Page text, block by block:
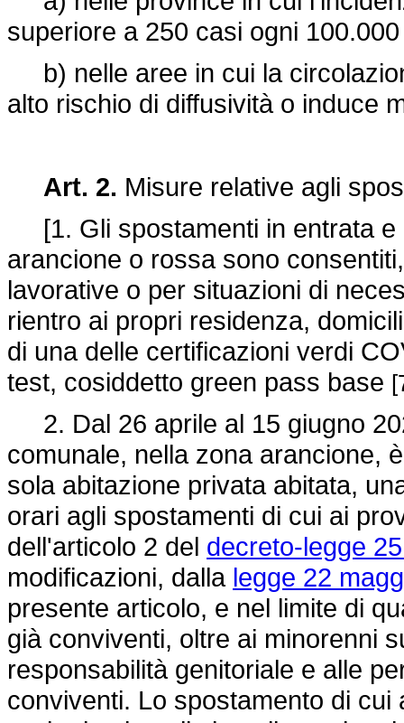
superiore a 250 casi ogni
b) nelle aree in cui la
alto rischio di diffusività o induce
Art. 2. Misure relative agli
[1. Gli spostamenti in entrata e
arancione o rossa sono
lavorative o per situazioni di
rientro ai propri residenza,
di una delle certificazioni verdi
test, cosiddetto green pass base
2. Dal 26 aprile al 15 giugno
comunale, nella zona arancione,
sola abitazione privata abitata,
orari agli spostamenti di cui ai
dell'articolo 2 del decreto-legge
modificazioni, dalla legge 22
presente articolo, e nel limite di
già conviventi, oltre ai minorenni
responsabilità genitoriale e alle
conviventi. Lo spostamento di